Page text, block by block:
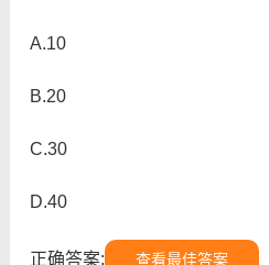
A.10
B.20
C.30
D.40
正确答案: 查看最佳答案